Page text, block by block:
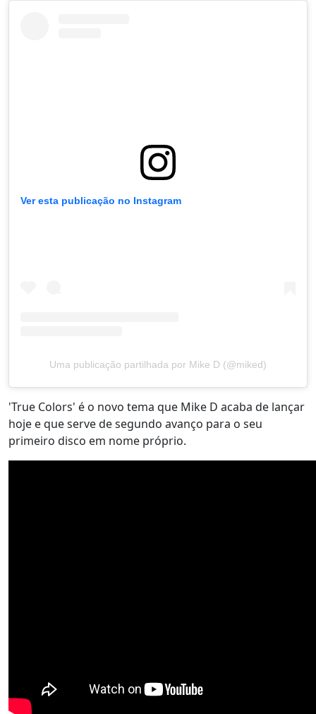
Ver esta publicação no Instagram
Uma publicação partilhada por Mike D (@miked)
'True Colors' é o novo tema que Mike D acaba de lançar
hoje e que serve de segundo avanço para o seu
primeiro disco em nome próprio.